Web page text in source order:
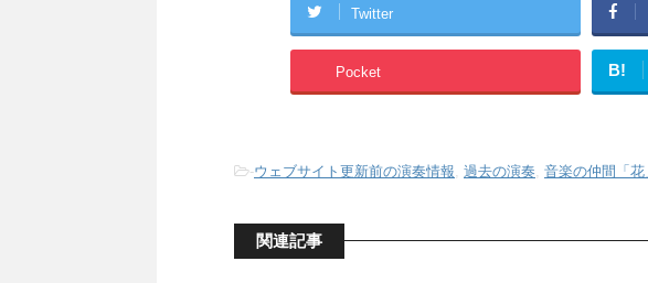
Twitter
Pocket B!
-ウェブサイト更新前の演奏情報, 過去の演奏, 音楽の仲間「花
関連記事